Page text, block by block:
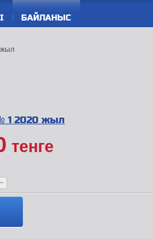
БАЙЛАНЫС
1 2020 жыл
тенге